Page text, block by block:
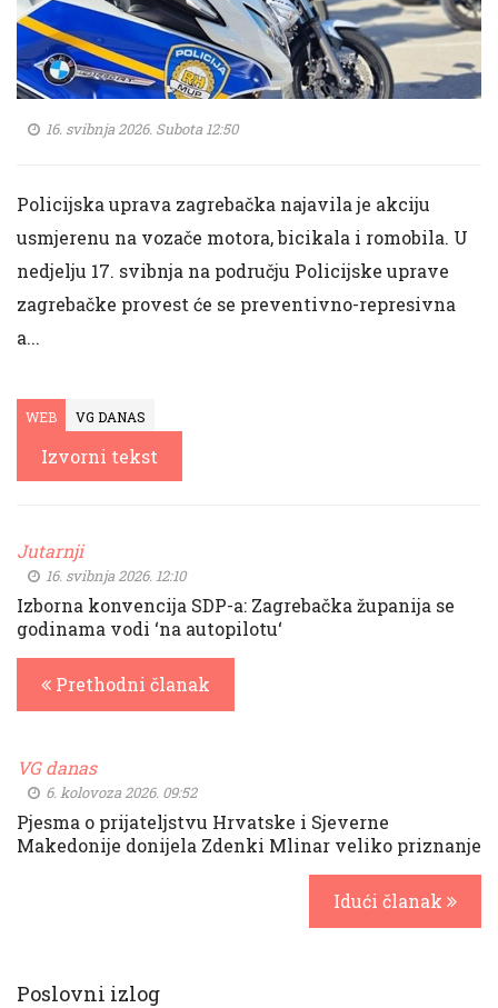
16. svibnja 2026. Subota 12:50
Policijska uprava zagrebačka najavila je akciju
usmjerenu na vozače motora, bicikala i romobila. U
nedjelju 17. svibnja na području Policijske uprave
zagrebačke provest će se preventivno-represivna
a...
WEB VG DANAS
Izvorni tekst
Jutarnji
16. svibnja 2026. 12:10
Izborna konvencija SDP-a: Zagrebačka županija se
godinama vodi ‘na autopilotu‘
Prethodni članak
VG danas
6. kolovoza 2026. 09:52
Pjesma o prijateljstvu Hrvatske i Sjeverne
Makedonije donijela Zdenki Mlinar veliko priznanje
Idući članak
Poslovni izlog